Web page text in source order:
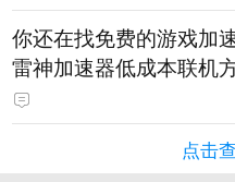
你还在找免费的游戏加
雷神加速器低成本联机
免费试用
点击